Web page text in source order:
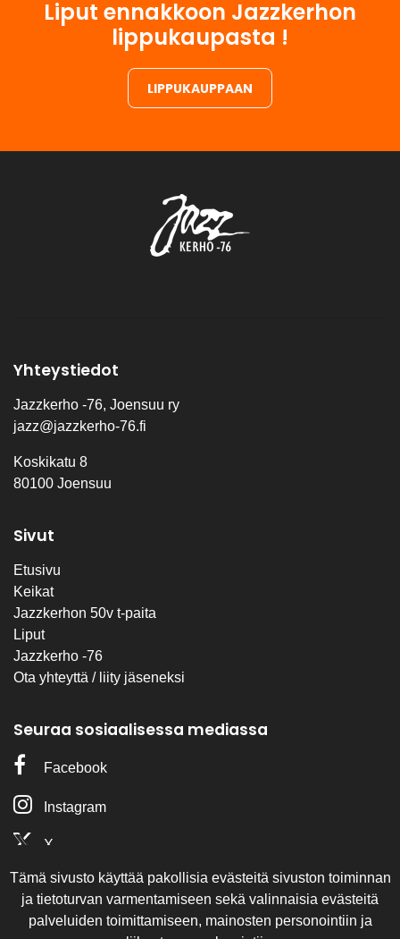
Tämä sivusto käyttää pakollisia evästeitä sivuston toiminnan
ja tietoturvan varmentamiseen sekä valinnaisia evästeitä
palveluiden toimittamiseen, mainosten personointiin ja
Liput ennakkoon Jazzkerhon
lippukaupasta !
LIPPUKAUPPAAN
Yhteystiedot
Jazzkerho -76, Joensuu ry
jazz@jazzkerho-76.fi
Koskikatu 8
80100 Joensuu
Sivut
Etusivu
Keikat
Jazzkerhon 50v t-paita
Liput
Jazzkerho -76
Ota yhteyttä / liity jäseneksi
Seuraa sosiaalisessa mediassa
Facebook
Instagram
X
Olemme mukana